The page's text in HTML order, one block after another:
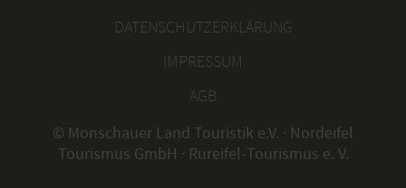
DATENSCHUTZERKLÄRUNG
IMPRESSUM
AGB
© Monschauer Land Touristik e.V. · Nordeifel
Tourismus GmbH · Rureifel-Tourismus e. V.